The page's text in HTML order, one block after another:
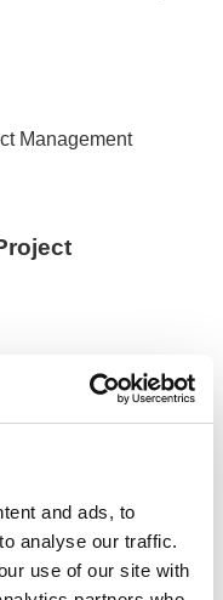
and ads, to
analyse our traffic.
use of our site with
TRUE
HUMAN